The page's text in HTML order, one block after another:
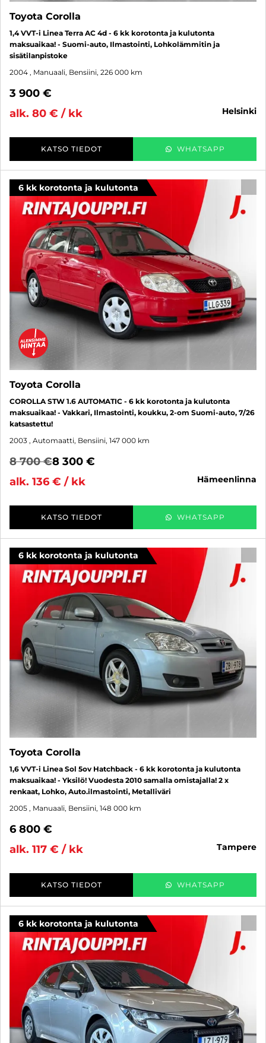
Toyota Corolla
1,4 VVT-i Linea Terra AC 4d - 6 kk korotonta ja kulutonta
maksuaikaa! - Suomi-auto, Ilmastointi, Lohkolämmitin ja
sisätilanpistoke
2004 , Manuaali, Bensiini, 226 000 km
3 900 €
alk. 80 € / kk
helsinki
KATSO TIEDOT WHATSAPP
6 kk korotonta ja kulutonta
Toyota Corolla
COROLLA STW 1.6 AUTOMATIC - 6 kk korotonta ja kulutonta
maksuaikaa! - Vakkari, Ilmastointi, koukku, 2-om Suomi-auto, 7/26
katsastettu!
2003 , Automaatti, Bensiini, 147 000 km
8 700 €8 300 €
alk. 136 € / kk
hämeenlinna
KATSO TIEDOT WHATSAPP
6 kk korotonta ja kulutonta
Toyota Corolla
1,6 VVT-i Linea Sol 5ov Hatchback - 6 kk korotonta ja kulutonta
maksuaikaa! - Yksilö! Vuodesta 2010 samalla omistajalla! 2 x
renkaat, Lohko, Auto.ilmastointi, Metalliväri
2005 , Manuaali, Bensiini, 148 000 km
6 800 €
alk. 117 € / kk
tampere
KATSO TIEDOT WHATSAPP
6 kk korotonta ja kulutonta